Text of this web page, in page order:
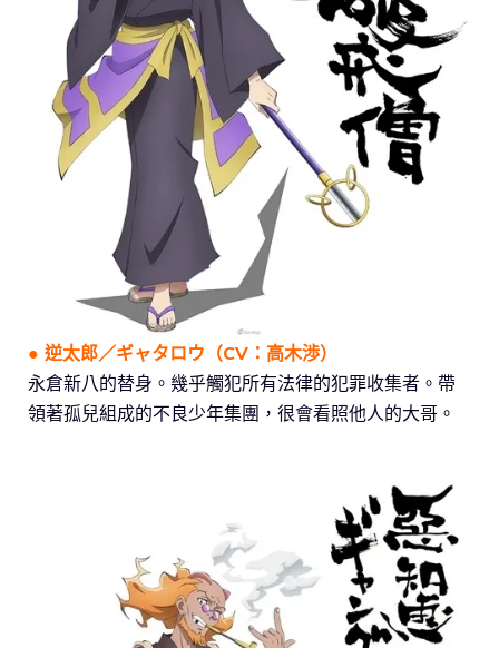
● 逆太郎／ギャタロウ（CV：高木渉）
永倉新八的替身。幾乎觸犯所有法律的犯罪收集者。帶
領著孤兒組成的不良少年集團，很會看照他人的大哥。